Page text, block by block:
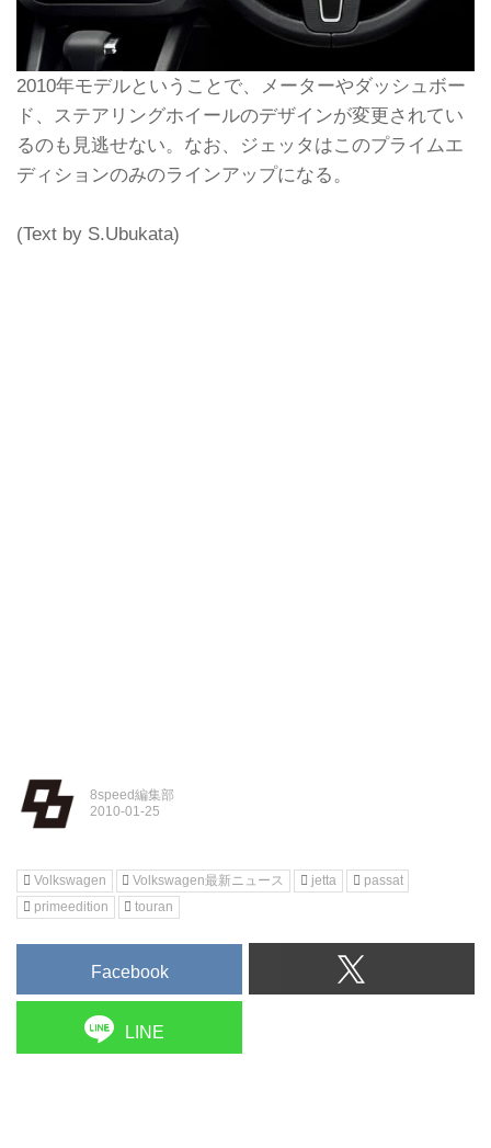
2010年モデルということで、メーターやダッシュボー
ド、ステアリングホイールのデザインが変更されてい
るのも見逃せない。なお、ジェッタはこのプライムエ
ディションのみのラインアップになる。
(Text by S.Ubukata)
8speed編集部
Volkswagen Volkswagen最新ニュース jetta
passat
primeedition
touran
Facebook
LINE